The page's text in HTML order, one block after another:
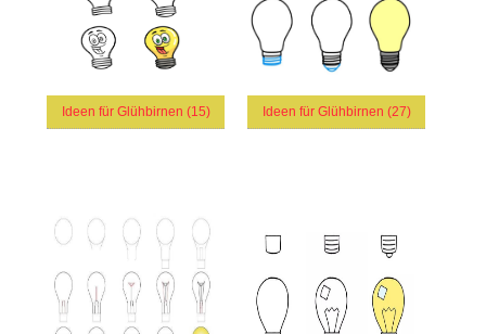
Ideen für Glühbirnen (15) Ideen für Glühbirnen (27)